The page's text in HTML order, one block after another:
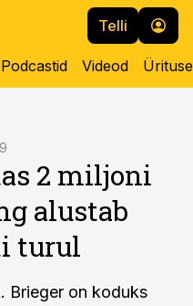
Telli
Podcastid Videod
2 miljoni
alustab
turul
Brieger on koduks